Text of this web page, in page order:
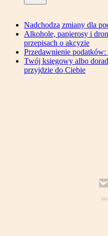
Nadchodzą zmiany dla
Alkohole, papierosy i
przepisach o akcyzie
Przedawnienie
Twój księgowy albo
przyjdzie do Ciebie